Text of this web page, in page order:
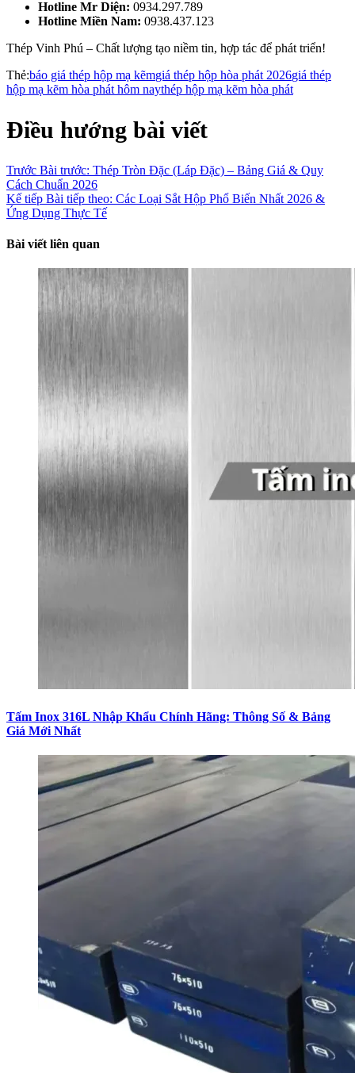
Hotline Mr Diện: 0934.297.789
Hotline Miền Nam: 0938.437.123
Thép Vinh Phú – Chất lượng tạo niềm tin, hợp tác để phát triển!
Thẻ:báo giá thép hộp mạ kẽmgiá thép hộp hòa phát 2026giá thép
hộp mạ kẽm hòa phát hôm naythép hộp mạ kẽm hòa phát
Điều hướng bài viết
Trước Bài trước: Thép Tròn Đặc (Láp Đặc) – Bảng Giá & Quy
Cách Chuẩn 2026
Kế tiếp Bài tiếp theo: Các Loại Sắt Hộp Phổ Biến Nhất 2026 &
Ứng Dụng Thực Tế
Bài viết liên quan
Tấm Inox 316L Nhập Khẩu Chính Hãng: Thông Số & Bảng
Giá Mới Nhất